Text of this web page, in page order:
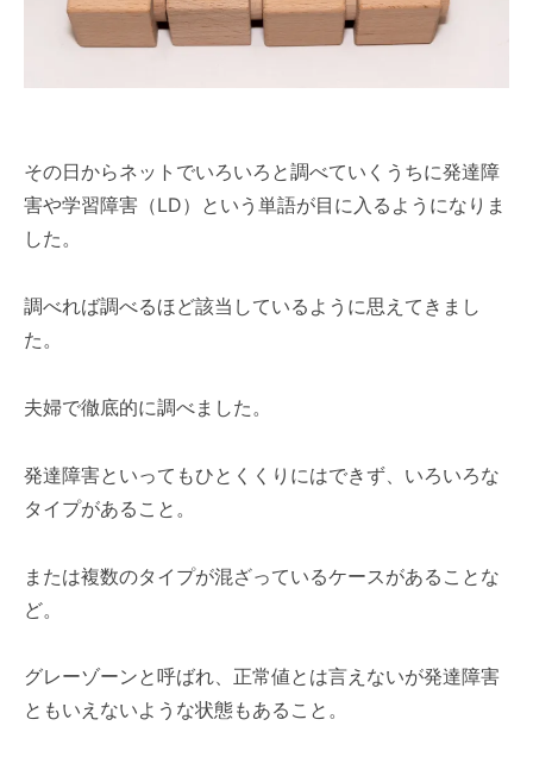
その日からネットでいろいろと調べていくうちに発達障
害や学習障害（LD）という単語が目に入るようになりま
した。
調べれば調べるほど該当しているように思えてきまし
た。
夫婦で徹底的に調べました。
発達障害といってもひとくくりにはできず、いろいろな
タイプがあること。
または複数のタイプが混ざっているケースがあることな
ど。
グレーゾーンと呼ばれ、正常値とは言えないが発達障害
ともいえないような状態もあること。